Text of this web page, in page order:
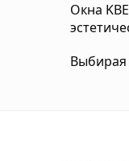
Окна
Выбирая